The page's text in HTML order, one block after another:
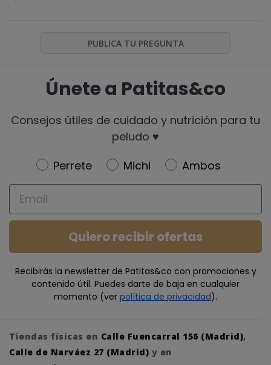
PUBLICA TU PREGUNTA
Únete a Patitas&co
Consejos útiles de cuidado y nutrición para tu
peludo ♥️
Newsletter
Perrete Michi
Ambos
Email
Quiero recibir ofertas
Recibirás la newsletter de Patitas&co con promociones y
contenido útil. Puedes darte de baja en cualquier
momento (ver política de privacidad).
Tiendas físicas en Calle Fuencarral 156 (Madrid),
Calle de Narváez 27 (Madrid) y en